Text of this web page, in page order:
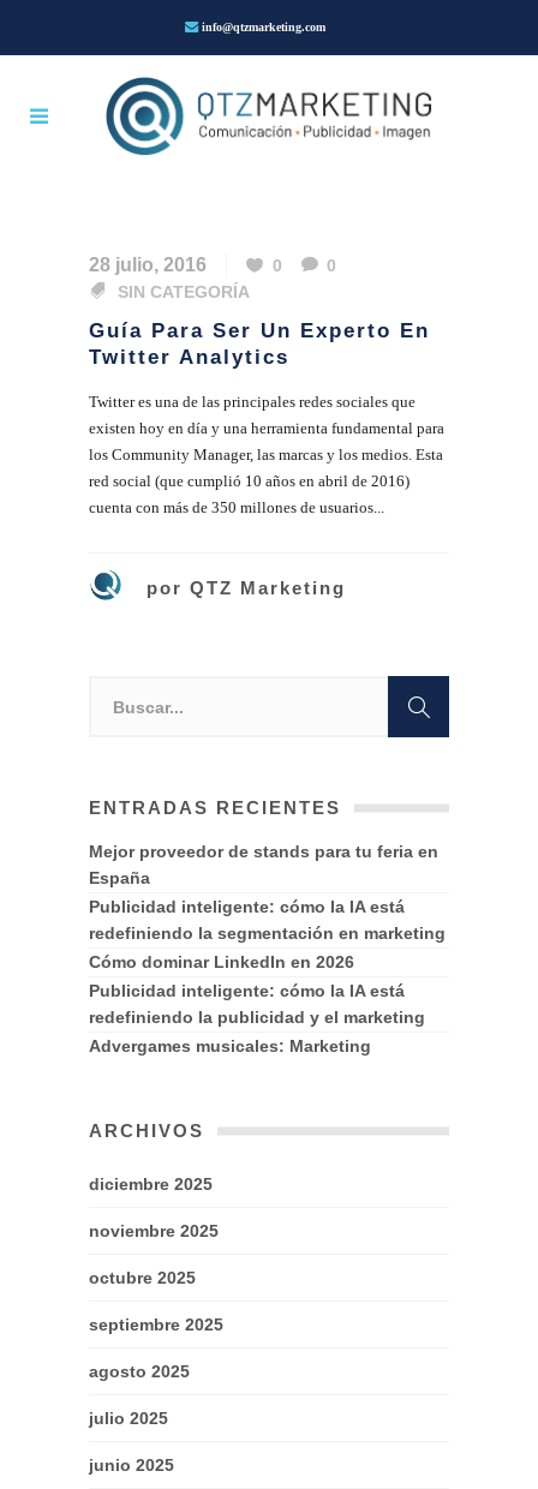
info@qtzmarketing.com
28 julio, 2016 0
0
SIN CATEGORÍA
Guía Para Ser Un Experto En
Twitter Analytics
Twitter es una de las principales redes sociales que
existen hoy en día y una herramienta fundamental para
los Community Manager, las marcas y los medios. Esta
red social (que cumplió 10 años en abril de 2016)
cuenta con más de 350 millones de usuarios...
por QTZ Marketing
ENTRADAS RECIENTES
Mejor proveedor de stands para tu feria en
España
Publicidad inteligente: cómo la IA está
redefiniendo la segmentación en marketing
Cómo dominar LinkedIn en 2026
Publicidad inteligente: cómo la IA está
redefiniendo la publicidad y el marketing
Advergames musicales: Marketing
ARCHIVOS
diciembre 2025
noviembre 2025
octubre 2025
septiembre 2025
agosto 2025
julio 2025
junio 2025